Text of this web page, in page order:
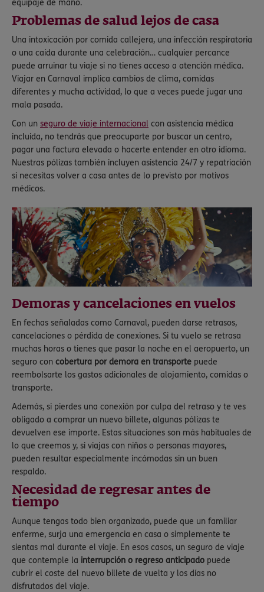
equipaje de mano.
Problemas de salud lejos de casa
Una intoxicación por comida callejera, una infección respiratoria
o una caída durante una celebración… cualquier percance
puede arruinar tu viaje si no tienes acceso a atención médica.
Viajar en Carnaval implica cambios de clima, comidas
diferentes y mucha actividad, lo que a veces puede jugar una
mala pasada.
Con un seguro de viaje internacional con asistencia médica
incluida, no tendrás que preocuparte por buscar un centro,
pagar una factura elevada o hacerte entender en otro idioma.
Nuestras pólizas también incluyen asistencia 24/7 y repatriación
si necesitas volver a casa antes de lo previsto por motivos
médicos.
Demoras y cancelaciones en vuelos
En fechas señaladas como Carnaval, pueden darse retrasos,
cancelaciones o pérdida de conexiones. Si tu vuelo se retrasa
muchas horas o tienes que pasar la noche en el aeropuerto, un
seguro con cobertura por demora en transporte puede
reembolsarte los gastos adicionales de alojamiento, comidas o
transporte.
Además, si pierdes una conexión por culpa del retraso y te ves
obligado a comprar un nuevo billete, algunas pólizas te
devuelven ese importe. Estas situaciones son más habituales de
lo que creemos y, si viajas con niños o personas mayores,
pueden resultar especialmente incómodas sin un buen
respaldo.
Necesidad de regresar antes de
tiempo
Aunque tengas todo bien organizado, puede que un familiar
enferme, surja una emergencia en casa o simplemente te
sientas mal durante el viaje. En esos casos, un seguro de viaje
que contemple la interrupción o regreso anticipado puede
cubrir el coste del nuevo billete de vuelta y los días no
disfrutados del viaje.